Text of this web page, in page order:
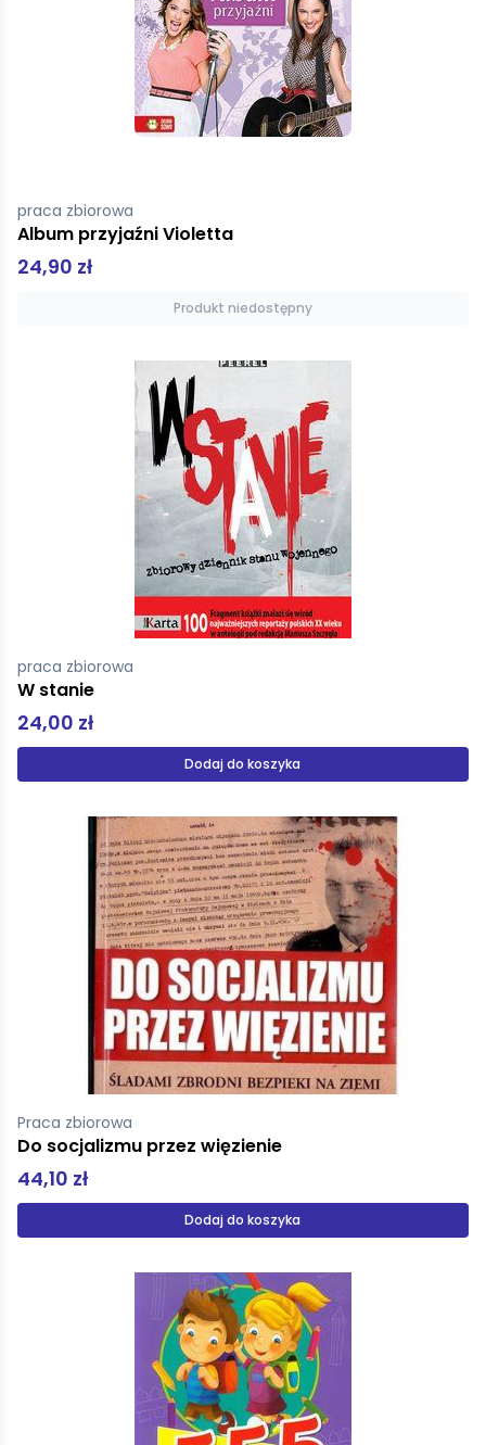
praca zbiorowa
Album przyjaźni Violetta
24,90 zł
Produkt niedostępny
praca zbiorowa
W stanie
24,00 zł
Dodaj do koszyka
Praca zbiorowa
Do socjalizmu przez więzienie
44,10 zł
Dodaj do koszyka